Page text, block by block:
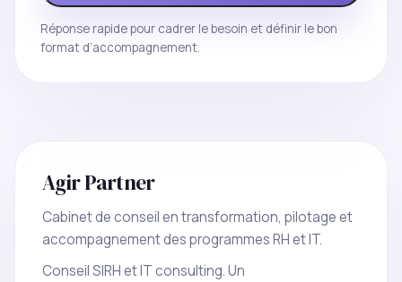
Réponse rapide pour cadrer le besoin et définir le bon
format d’accompagnement.
Agir Partner
Cabinet de conseil en transformation, pilotage et
accompagnement des programmes RH et IT.
Conseil SIRH et IT consulting. Un